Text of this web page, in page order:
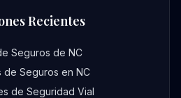
Recientes
Seguros de NC
de Seguros en NC
de Seguridad Vial